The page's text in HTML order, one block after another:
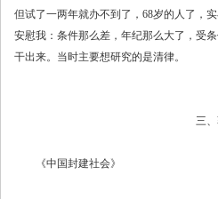
但试了一两年就办不到了，68岁的人了，
安慰我：条件那么差，年纪那么大了，受
干出来。当时主要想研究的是清律。
三、著
《中国封建社会》